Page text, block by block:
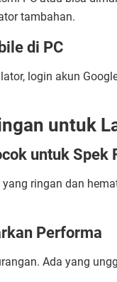
tambahan.
di PC
login akun
untuk
untuk Spek
ringan dan
Performa
Ada yang